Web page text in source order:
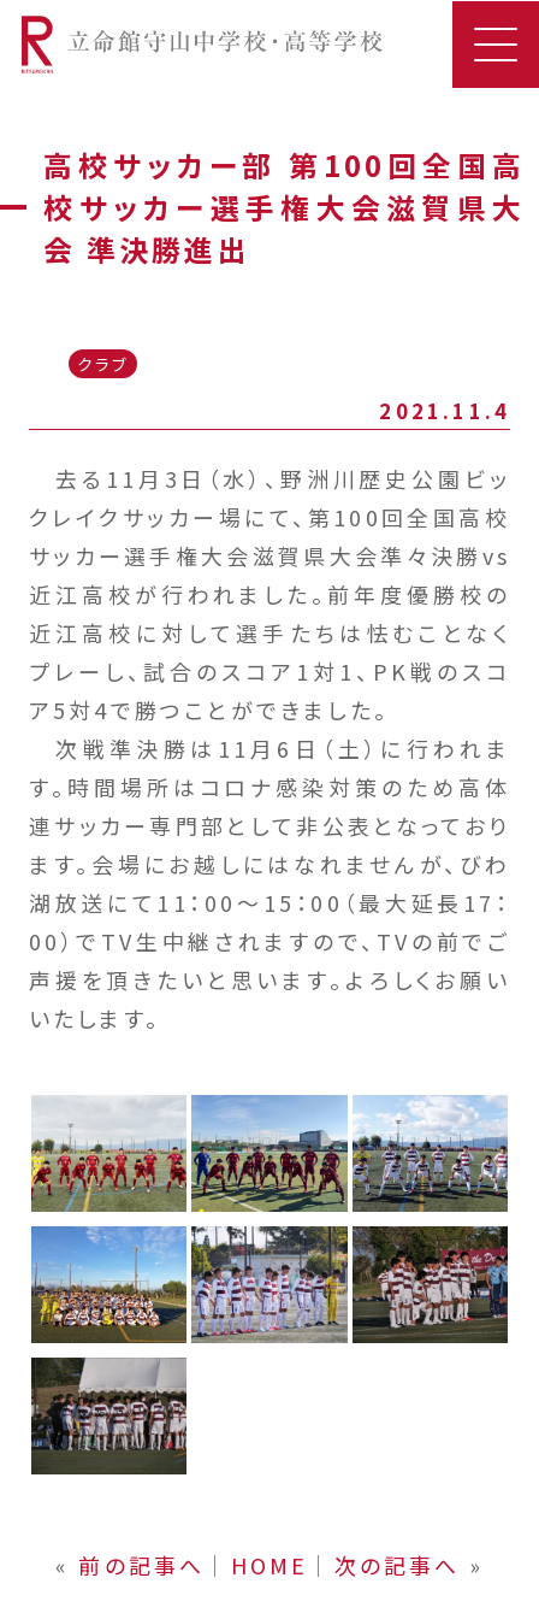
高校サッカー部 第100回全国高
校サッカー選手権大会滋賀県大
会 準決勝進出
クラブ
2021.11.4
去る11月3日（水）、野洲川歴史公園ビッ
クレイクサッカー場にて、第100回全国高校
サッカー選手権大会滋賀県大会準々決勝vs
近江高校が行われました。前年度優勝校の
近江高校に対して選手たちは怯むことなく
プレーし、試合のスコア1対1、PK戦のスコ
ア5対4で勝つことができました。
次戦準決勝は11月6日（土）に行われま
す。時間場所はコロナ感染対策のため高体
連サッカー専門部として非公表となっており
ます。会場にお越しにはなれませんが、びわ
湖放送にて11：00～15：00（最大延長17：
00）でTV生中継されますので、TVの前でご
声援を頂きたいと思います。よろしくお願い
いたします。
« 前の記事へ │ HOME │ 次の記事へ »